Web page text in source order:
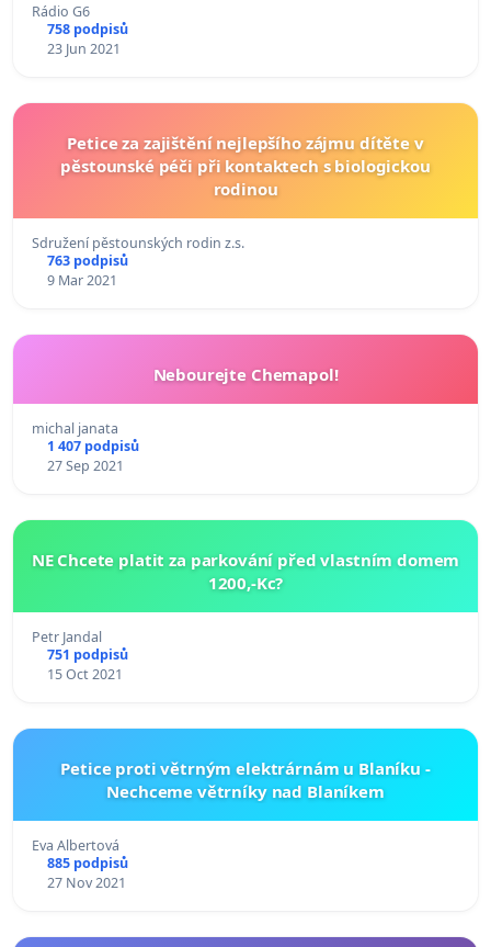
Rádio G6
758 podpisů
23 Jun 2021
Petice za zajištění nejlepšího zájmu dítěte v
pěstounské péči při kontaktech s biologickou
rodinou
Sdružení pěstounských rodin z.s.
763 podpisů
9 Mar 2021
Nebourejte Chemapol!
michal janata
1 407 podpisů
27 Sep 2021
NE Chcete platit za parkování před vlastním domem
1200,-Kc?
Petr Jandal
751 podpisů
15 Oct 2021
Petice proti větrným elektrárnám u Blaníku -
Nechceme větrníky nad Blaníkem
Eva Albertová
885 podpisů
27 Nov 2021